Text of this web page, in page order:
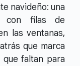
navideño: una
con filas de
las ventanas,
que marca
que faltan para